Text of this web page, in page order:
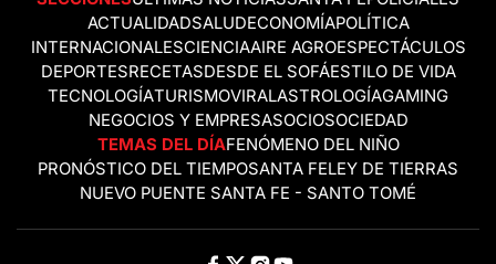
ACTUALIDADSALUDECONOMÍAPOLÍTICA
INTERNACIONALESCIENCIAAIRE AGROESPECTÁCULOS
DEPORTESRECETASDESDE EL SOFÁESTILO DE VIDA
TECNOLOGÍATURISMOVIRALASTROLOGÍAGAMING
NEGOCIOS Y EMPRESASOCIOSOCIEDAD
TEMAS DEL DÍAFENÓMENO DEL NIÑO
PRONÓSTICO DEL TIEMPOSANTA FELEY DE TIERRAS
NUEVO PUENTE SANTA FE - SANTO TOMÉ